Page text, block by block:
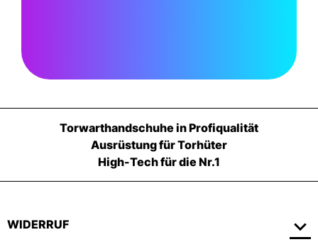
Torwarthandschuhe in Profiqualität
Ausrüstung für Torhüter
High-Tech für die Nr.1
WIDERRUF